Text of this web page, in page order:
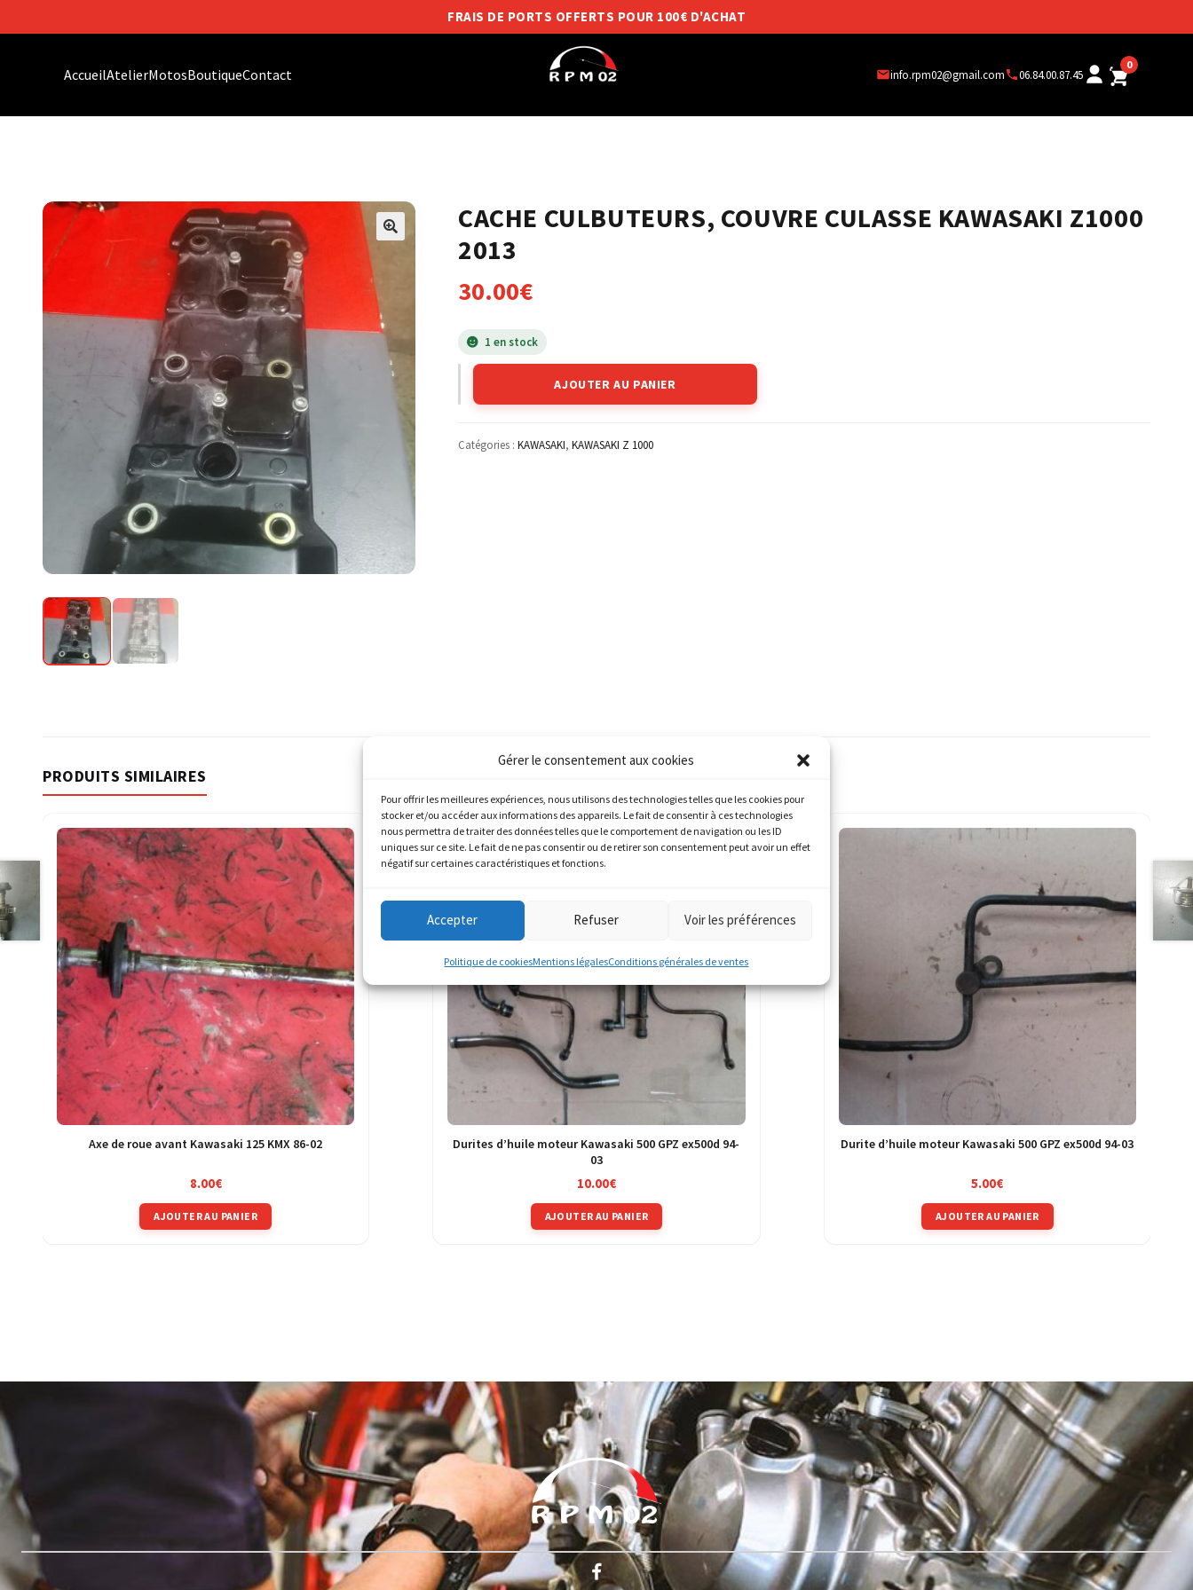
Gérer le consentement aux cookies
Pour offrir les meilleures expériences, nous utilisons des technologies telles que les cookies pour
stocker et/ou accéder aux informations des appareils. Le fait de consentir à ces technologies
nous permettra de traiter des données telles que le comportement de navigation ou les ID
uniques sur ce site. Le fait de ne pas consentir ou de retirer son consentement peut avoir un effet
négatif sur certaines caractéristiques et fonctions.
Accepter Refuser Voir les préférences
Politique de cookiesMentions légalesConditions générales de ventes
FRAIS DE PORTS OFFERTS POUR 100€ D'ACHAT
AccueilAtelierMotosBoutiqueContact info.rpm02@gmail.com 06.84.00.87.45
0
CACHE CULBUTEURS, COUVRE CULASSE KAWASAKI Z1000
2013
30.00€
1 en stock
AJOUTER AU PANIER
Catégories : KAWASAKI, KAWASAKI Z 1000
PRODUITS SIMILAIRES
Axe de roue avant Kawasaki 125 KMX 86-02
8.00€
AJOUTER AU PANIER
Durites d’huile moteur Kawasaki 500 GPZ ex500d 94-
03
10.00€
AJOUTER AU PANIER
Durite d’huile moteur Kawasaki 500 GPZ ex500d 94-03
5.00€
AJOUTER AU PANIER